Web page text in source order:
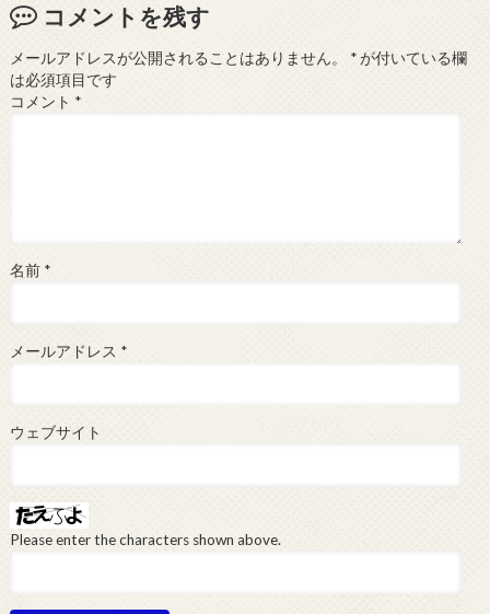
コメントを残す
メールアドレスが公開されることはありません。 *が付いている欄
は必須項目です
コメント *
名前 *
メールアドレス *
ウェブサイト
Please enter the characters shown above.